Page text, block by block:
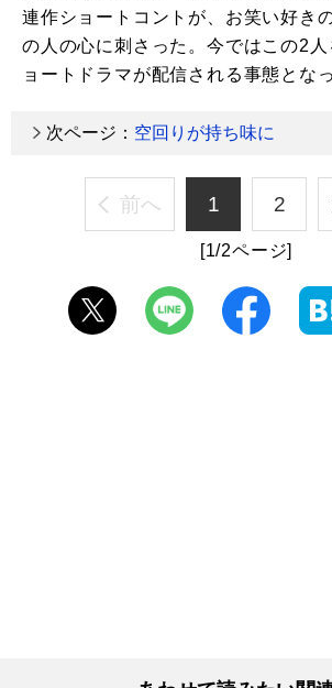
連作ショートコントが、お笑い好き
の人の心に刺さった。今ではこの2
ョートドラマが配信される事態とな
次ページ： 空回りが持ち味に
前へ 1 2
[1/2ページ]